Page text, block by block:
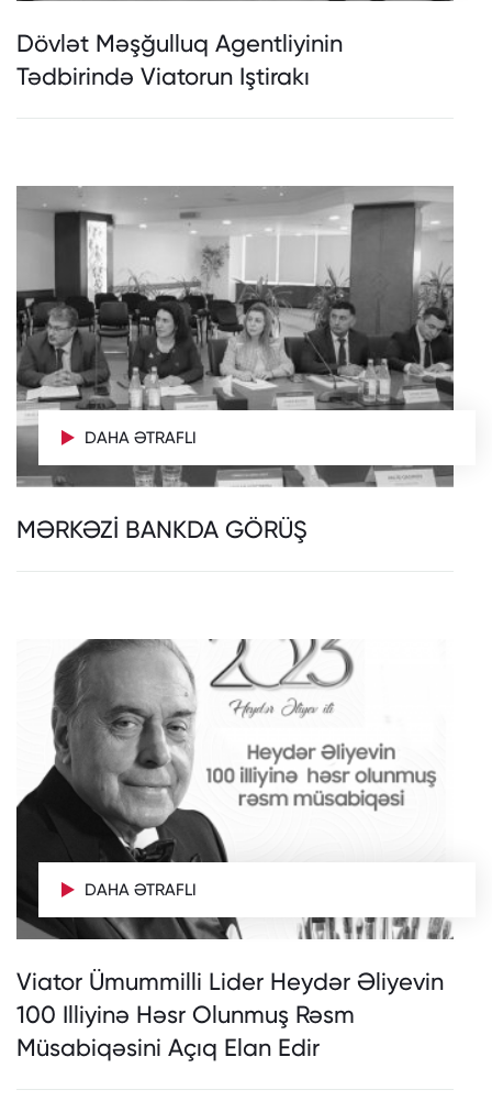
Dövlət Məşğulluq Agentliyinin
Tədbirində Viatorun Iştirakı
DAHA ƏTRAFLI
MƏRKƏZİ BANKDA GÖRÜŞ
DAHA ƏTRAFLI
Viator Ümummilli Lider Heydər Əliyevin
100 Illiyinə Həsr Olunmuş Rəsm
Müsabiqəsini Açıq Elan Edir